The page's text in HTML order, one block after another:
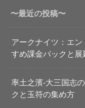
〜最近の投稿〜
アークナイツ：エ
すめ課金パックと
率土之濱-大三国志
クと玉符の集め方